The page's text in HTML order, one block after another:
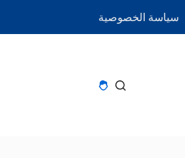
سياسة الخصوصية